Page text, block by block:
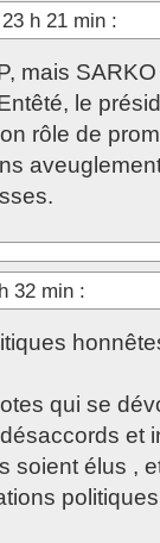
h 21 min :
mais
le
rôle de
32 min :
qui se
et
soient élus ,